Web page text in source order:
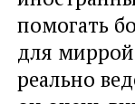
помогать
для миррой
реально